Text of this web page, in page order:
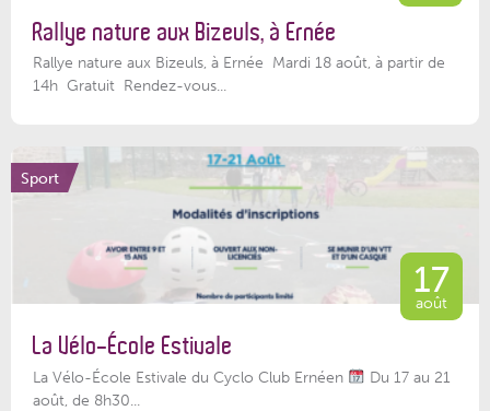
Rallye nature aux Bizeuls, à Ernée
Rallye nature aux Bizeuls, à Ernée Mardi 18 août, à partir de
14h Gratuit Rendez-vous...
Sport
17
août
La Vélo-École Estivale
La Vélo-École Estivale du Cyclo Club Ernéen
Du 17 au 21
août, de 8h30...